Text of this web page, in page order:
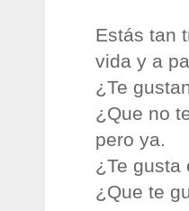
Estás tan
vida y a
¿Te
¿Que no
pero ya.
¿Te gusta
¿Que te